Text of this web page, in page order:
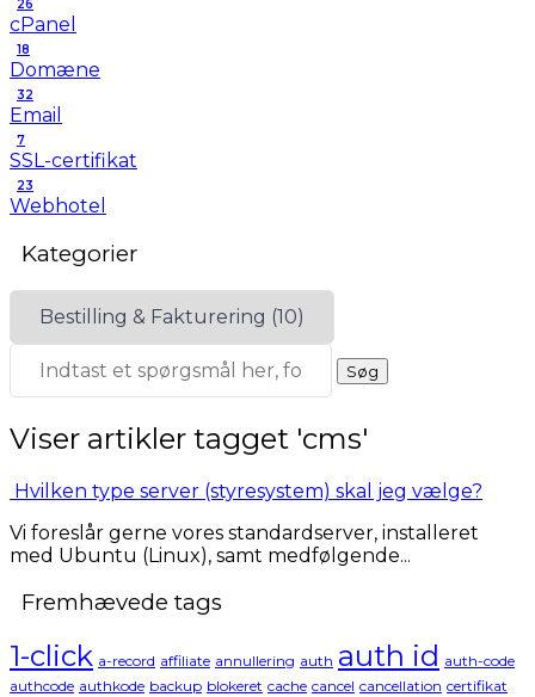
26
cPanel
18
Domæne
32
Email
7
SSL-certifikat
23
Webhotel
Kategorier
Viser artikler tagget 'cms'
Hvilken type server (styresystem) skal jeg vælge?
Vi foreslår gerne vores standardserver, installeret
med Ubuntu (Linux), samt medfølgende...
Fremhævede tags
1-click a-record affiliate annullering auth auth id auth-code
authcode authkode backup blokeret cache cancel cancellation certifikat